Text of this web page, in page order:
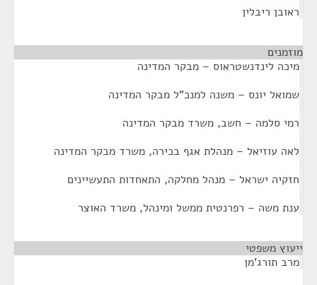
ראובן ריבלין
מוזמנים
מיכה לינדנשטראוס – מבקר המדינה
שמואל יונס – משנה למנכ"ל מבקר המדינה
רמי סלמה – חשב, משרד מבקר המדינה
לאה עוזיאל – מנהלת אגף בכירה, משרד מבקר המדינה
חזקיה ישראל – מנהל מחלקה, התאחדות התעשיינים
ענת משה – רפרנטית ממשל ומינהל, משרד האוצר
ייעוץ משפטי
מרב תורג'מן